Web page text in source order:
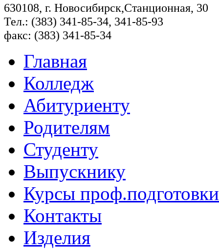
630108, г. Новосибирск,Станционная, 30
Тел.: (383) 341-85-34, 341-85-93
факс: (383) 341-85-34
Главная
Колледж
Абитуриенту
Родителям
Студенту
Выпускнику
Курсы проф.подготовки
Контакты
Изделия